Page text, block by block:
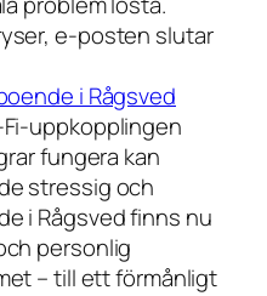
e-posten slutar
i Rågsved
uppkopplingen
fungera kan
stressig och
i Rågsved finns nu
personlig
– till ett förmånligt